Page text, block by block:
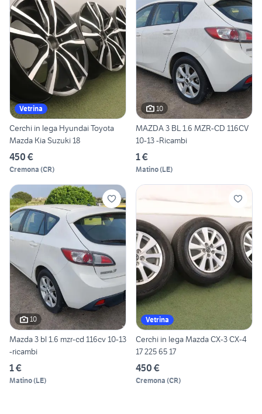
Vetrina
Cerchi in lega Hyundai Toyota
Mazda Kia Suzuki 18
450 €
Cremona (CR)
10
MAZDA 3 BL 1.6 MZR-CD 116CV
10-13 -Ricambi
1 €
Matino(LE)
10
Mazda 3 bl 1.6 mzr-cd 116cv 10-13
-ricambi
1 €
Matino(LE)
Vetrina
Cerchi in lega Mazda CX-3 CX-4
17 225 65 17
450 €
Cremona (CR)